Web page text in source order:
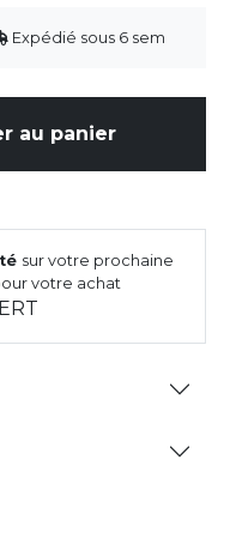
Expédié sous 6 sem
au panier
sur votre prochaine
votre achat